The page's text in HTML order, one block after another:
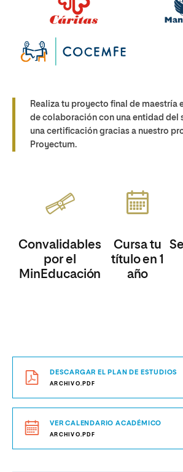
Realiza tu proyecto final de maestría
de colaboración con una entidad del
una certificación gracias a nuestro
Proyectum.
Convalidables
por el
MinEducación
Cursa tu
título en 1
año
DESCARGAR EL PLAN DE ESTUDIOS
ARCHIVO.PDF
VER CALENDARIO ACADÉMICO
ARCHIVO.PDF